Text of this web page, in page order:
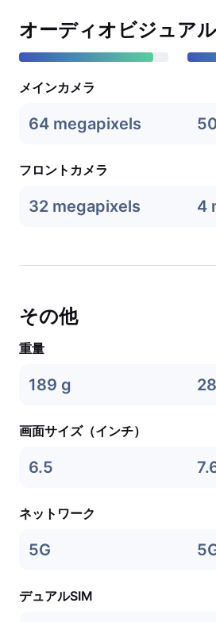
オーディオビジュアル
メインカメラ
64 megapixels
フロントカメラ
32 megapixels 4
その他
重量
189 g
画面サイズ（インチ）
6.5
ネットワーク
5G
デュアルSIM